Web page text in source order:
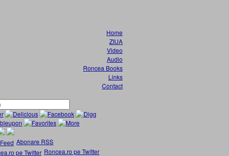
Home
ZIUA
Video
Audio
Roncea Books
Links
Contact
Abonare RSS
Roncea.ro pe Twitter